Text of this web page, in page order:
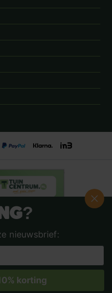
3.862klanten
B.V.
·085 40 16 555
Annuleren & retouren
nieuwsbrief:
korting